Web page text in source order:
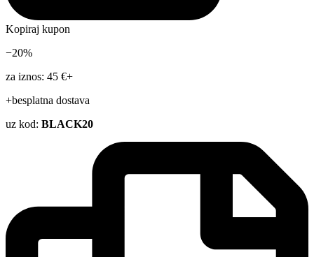
Kopiraj kupon
−20%
za iznos: 45 €+
+besplatna dostava
uz kod: BLACK20